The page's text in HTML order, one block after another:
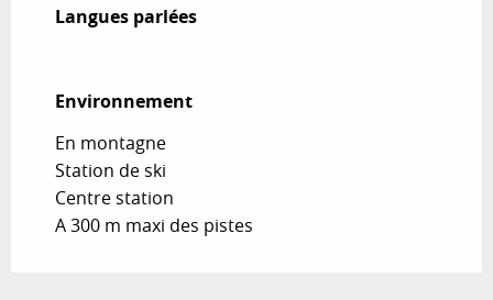
Langues parlées
Langues parlées
Environnement
Environnement
En montagne
Station de ski
Centre station
A 300 m maxi des pistes